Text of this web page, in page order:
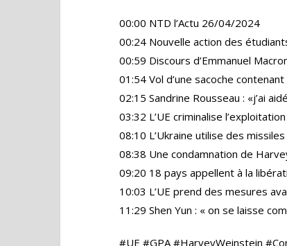
00:00 NTD l’Actu 26/04/2024
00:24 Nouvelle action des
00:59 Discours d’Emmanuel
01:54 Vol d’une sacoche
02:15 Sandrine Rousseau : «j’ai
03:32 L’UE criminalise
08:10 L’Ukraine utilise des
08:38 Une condamnation de
09:20 18 pays appellent à la
10:03 L’UE prend des mesures
11:29 Shen Yun : « on se laisse
#UE #GPA #HarveyWeinstein